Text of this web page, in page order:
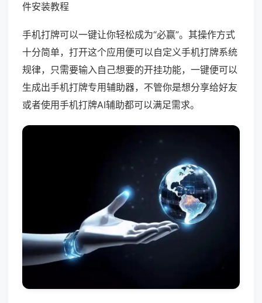
件安装教程
手机打牌可以一键让你轻松成为“必赢”。其操作方式
十分简单，打开这个应用便可以自定义手机打牌系统
规律，只需要输入自己想要的开挂功能，一键便可以
生成出手机打牌专用辅助器，不管你是想分享给好友
或者使用手机打牌AI辅助都可以满足需求。